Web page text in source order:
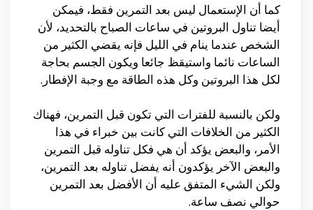
كما أن الإستعمال ليس بعد التمرين فقط، فيمكن
أيضا تناول البروتين في ساعات الصباح بالتحديد، لأن
الشخص عندما ينام في الليل فإنه يقضي الكثير من
الساعات نائما واستيقظ جائعا ويكون الجسم بحاجة
لكل هذا البروتين وكل هذه الطاقة مع وجبة الإفطار.
ولكن بالنسبة للفترات التي تكون قبل التمرين، فهناك
الكثير من الخلافات التي كانت بين خبراء في هذا
الأمر، والبعض يؤكد أن هي فكل تناوله قبل التمرين
والبعض الآخر يؤكدون أنه يفضل تناوله بعد التمرين،
ولكن الشيء المتفق عليه أن الأفضل بعد التمرين
حوالي نصف ساعة.